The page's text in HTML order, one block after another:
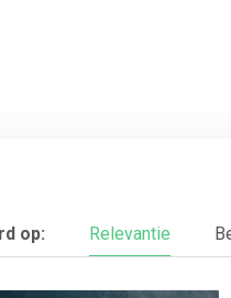
op: Relevantie